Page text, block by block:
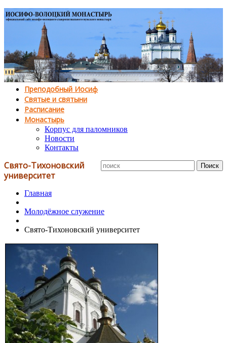
Преподобный Иосиф
Святые и святыни
Расписание
Монастырь
Корпус для паломников
Новости
Контакты
Свято-Тихоновский
университет
Главная
Молодёжное служение
Свято-Тихоновский университет